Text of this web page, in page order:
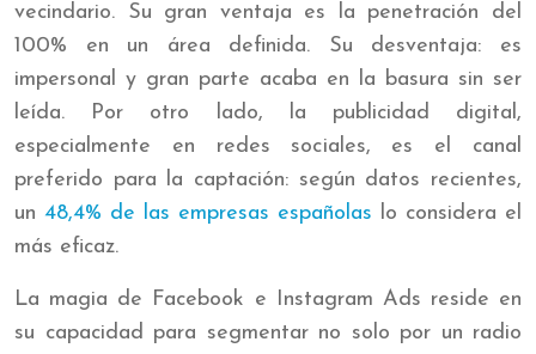
vecindario. Su gran ventaja es la penetración del
100% en un área definida. Su desventaja: es
impersonal y gran parte acaba en la basura sin ser
leída. Por otro lado, la publicidad digital,
especialmente en redes sociales, es el canal
preferido para la captación: según datos recientes,
un 48,4% de las empresas españolas lo considera el
más eficaz.
La magia de Facebook e Instagram Ads reside en
su capacidad para segmentar no solo por un radio